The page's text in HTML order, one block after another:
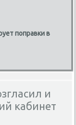
поправки в
и
кабинет